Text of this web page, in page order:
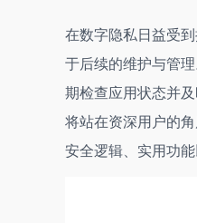
在数字隐私日益受
于后续的维护与管
期检查应用状态并
将站在资深用户的
安全逻辑、实用功